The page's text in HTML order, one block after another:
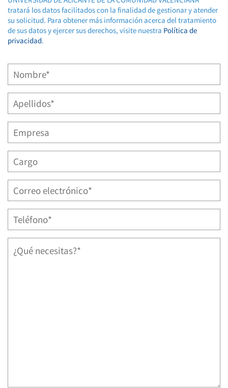
tratará los datos facilitados con la finalidad de gestionar y atender
su solicitud. Para obtener más información acerca del tratamiento
de sus datos y ejercer sus derechos, visite nuestra Política de
privacidad.